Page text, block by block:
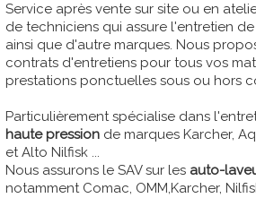
Service après vente sur site ou en
de techniciens qui assure l'entretien
ainsi que d'autre marques. Nous
contrats d'entretiens pour tous vos
prestations ponctuelles sous ou hors
Particulièrement spécialise dans
haute pression de marques Karcher,
et Alto Nilfisk ...
Nous assurons le SAV sur les auto-
notamment Comac, OMM,Karcher,